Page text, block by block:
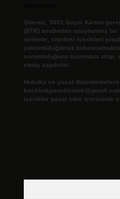
Sitemiz, 5651 Sayılı Kanun
(BTK) tarafından onaylanmış
nedenle, sitedeki içerikleri
yükümlülüğümüz
sorumluluğunu taşımakta olup,
etmiş sayılırlar.
Hukuka ve yasal
içerikler yasal süre içerisinde